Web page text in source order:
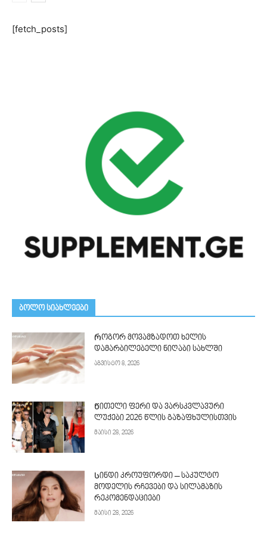
[fetch_posts]
ᲑᲝᲚᲝ ᲡᲘᲐᲮᲚᲔᲔᲑᲘ
Როგორ მოვამზადოთ ხელის
დამარბილებელი ნიღაბი სახლში
აგვისტო 8, 2026
Წითელი ფერი და ვარსკვლავური
ლუქები 2026 წლის გაზაფხულისთვის
მაისი 28, 2026
Სინდი კროუფორდი – საკულტო
მოდელის რჩევები და სილამაზის
რეკომენდაციები
მაისი 28, 2026